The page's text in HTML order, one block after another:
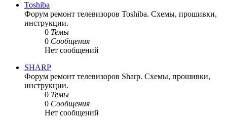
Toshiba
Форум ремонт телевизоров Toshiba. Схемы, прошивки,
инструкции.
0 Темы
0 Сообщения
Нет сообщений
SHARP
Форум ремонт телевизоров Sharp. Схемы, прошивки,
инструкции.
0 Темы
0 Сообщения
Нет сообщений